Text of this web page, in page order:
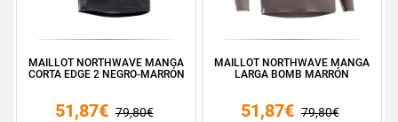
MAILLOT NORTHWAVE MANGA
CORTA EDGE 2 NEGRO-MARRÓN
51,87€ 79,80€
MAILLOT NORTHWAVE MANGA
LARGA BOMB MARRÓN
51,87€ 79,80€